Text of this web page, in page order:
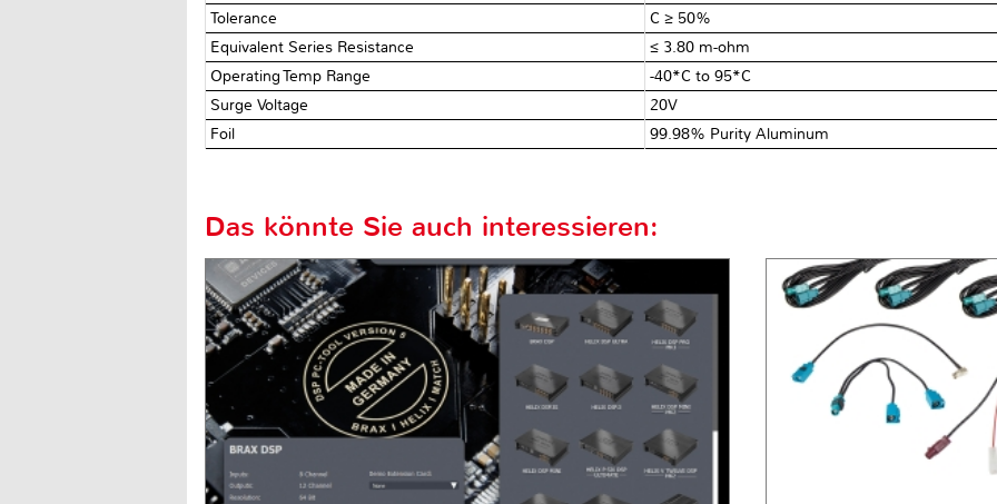
Tolerance
C ≥ 50%
Equivalent Series Resistance
≤ 3.80 m-ohm
Operating Temp Range
-40*C to 95*C
Surge Voltage
20V
Foil
99.98% Purity Aluminum
Das könnte Sie auch interessieren: